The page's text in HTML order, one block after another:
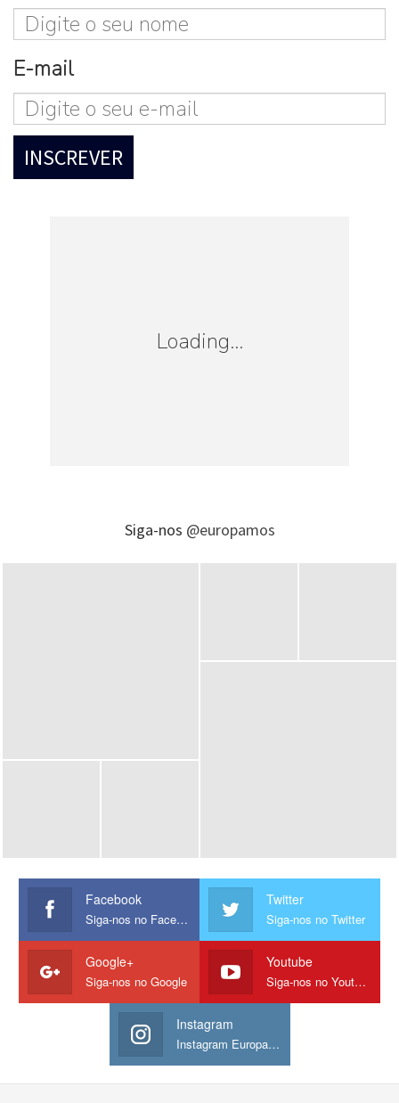
E-mail
Loading...
Siga-nos @europamos
Facebook
Siga-nos no Facebook
Twitter
Siga-nos no Twitter
Google+
Siga-nos no Google
Youtube
Siga-nos no Youtube
Instagram
Instagram Europamos